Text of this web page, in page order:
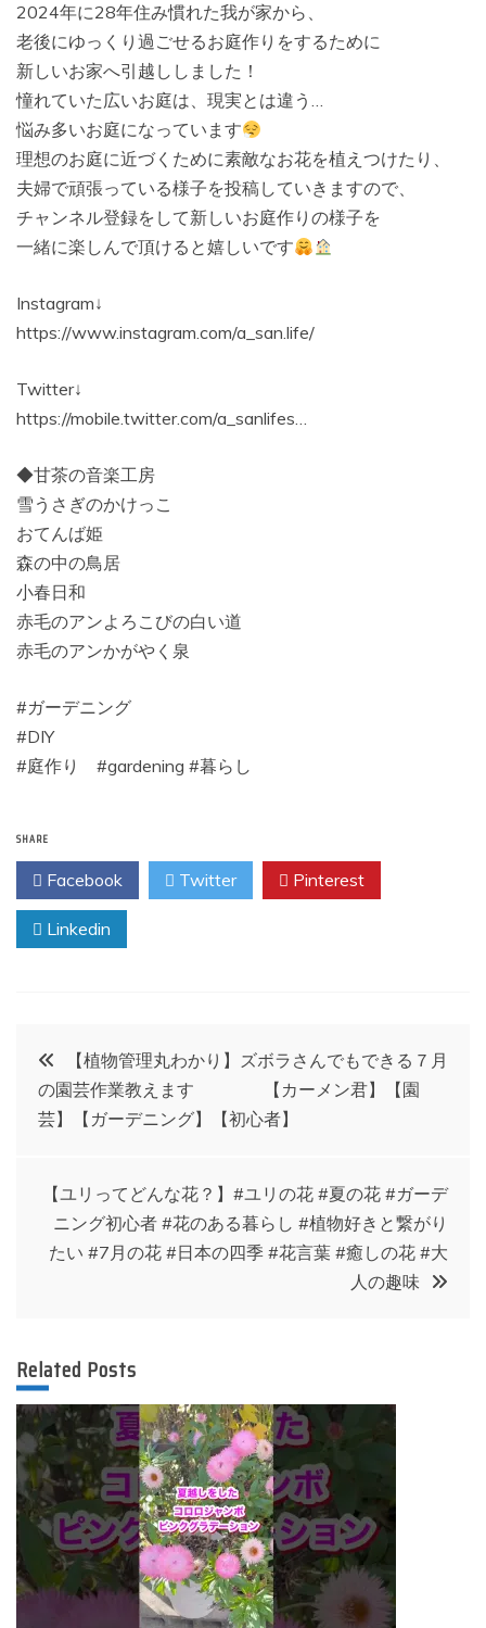
2024年に28年住み慣れた我が家から、
老後にゆっくり過ごせるお庭作りをするために
新しいお家へ引越ししました！
憧れていた広いお庭は、現実とは違う…
悩み多いお庭になっています
理想のお庭に近づくために素敵なお花を植えつけたり、
夫婦で頑張っている様子を投稿していきますので、
チャンネル登録をして新しいお庭作りの様子を
一緒に楽しんで頂けると嬉しいです
Instagram↓
https://www.instagram.com/a_san.life/
Twitter↓
https://mobile.twitter.com/a_sanlifes…
◆甘茶の音楽工房
雪うさぎのかけっこ
おてんば姫
森の中の鳥居
小春日和
赤毛のアンよろこびの白い道
赤毛のアンかがやく泉
#ガーデニング
#DIY
#庭作り #gardening #暮らし
SHARE
Facebook Twitter Pinterest
Linkedin
投
稿
ー
シ
ョ
ン
【植物管理丸わかり】ズボラさんでもできる７月
の園芸作業教えます 【カーメン君】【園
芸】【ガーデニング】【初心者】
【ユリってどんな花？】#ユリの花 #夏の花 #ガーデ
ニング初心者 #花のある暮らし #植物好きと繋がり
たい #7月の花 #日本の四季 #花言葉 #癒しの花 #大
人の趣味
Related Posts